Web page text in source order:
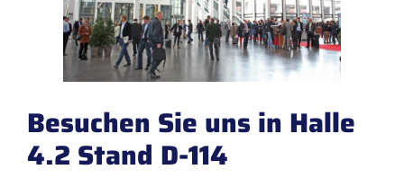
Besuchen Sie uns in Halle
4.2 Stand D-114